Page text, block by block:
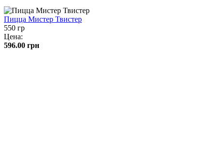
Пицца Мистер Твистер
550 гр
Цена:
596.00 грн